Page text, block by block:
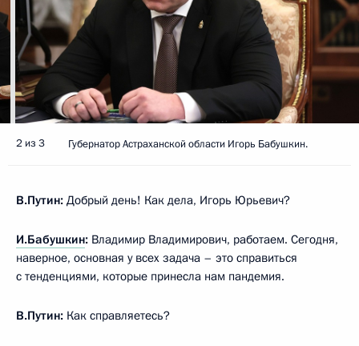
2 из 3 Губернатор Астраханской области Игорь Бабушкин.
В.Путин: Добрый день! Как дела, Игорь Юрьевич?
И.Бабушкин: Владимир Владимирович, работаем. Сегодня,
наверное, основная у всех задача – это справиться
с тенденциями, которые принесла нам пандемия.
В.Путин: Как справляетесь?